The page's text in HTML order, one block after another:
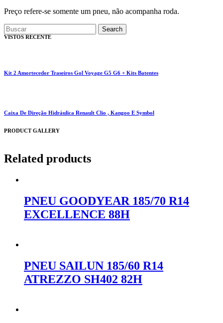
Preço refere-se somente um pneu, não acompanha roda.
Search
VISTOS RECENTE
Kit 2 Amortecedor Traseiros Gol Voyage G5 G6 + Kits Batentes
Caixa De Direção Hidráulica Renault Clio , Kangoo E Symbol
PRODUCT GALLERY
Related products
PNEU GOODYEAR 185/70 R14
EXCELLENCE 88H
PNEU SAILUN 185/60 R14
ATREZZO SH402 82H